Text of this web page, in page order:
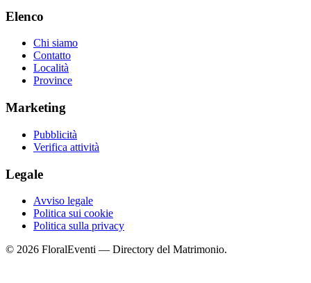
Elenco
Chi siamo
Contatto
Località
Province
Marketing
Pubblicità
Verifica attività
Legale
Avviso legale
Politica sui cookie
Politica sulla privacy
© 2026 FloralEventi — Directory del Matrimonio.